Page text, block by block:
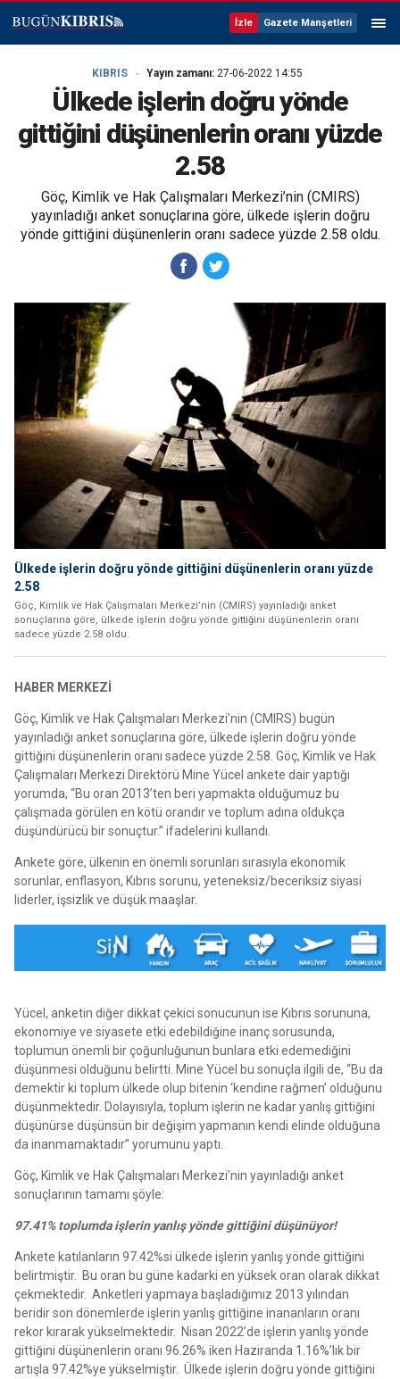
İzle Gazete Manşetleri
KIBRIS Yayın zamanı: 27-06-2022 14:55
Ülkede işlerin doğru yönde
gittiğini düşünenlerin oranı yüzde
2.58
Göç, Kimlik ve Hak Çalışmaları Merkezi’nin (CMIRS)
yayınladığı anket sonuçlarına göre, ülkede işlerin doğru
yönde gittiğini düşünenlerin oranı sadece yüzde 2.58 oldu.
Ülkede işlerin doğru yönde gittiğini düşünenlerin oranı yüzde
2.58
Göç, Kimlik ve Hak Çalışmaları Merkezi’nin (CMIRS) yayınladığı anket
sonuçlarına göre, ülkede işlerin doğru yönde gittiğini düşünenlerin oranı
sadece yüzde 2.58 oldu.
HABER MERKEZİ
Göç, Kimlik ve Hak Çalışmaları Merkezi’nin (CMIRS) bugün
yayınladığı anket sonuçlarına göre, ülkede işlerin doğru yönde
gittiğini düşünenlerin oranı sadece yüzde 2.58. Göç, Kimlik ve Hak
Çalışmaları Merkezi Direktörü Mine Yücel ankete dair yaptığı
yorumda, “Bu oran 2013’ten beri yapmakta olduğumuz bu
çalışmada görülen en kötü orandır ve toplum adına oldukça
düşündürücü bir sonuçtur.” ifadelerini kullandı.
Ankete göre, ülkenin en önemli sorunları sırasıyla ekonomik
sorunlar, enflasyon, Kıbrıs sorunu, yeteneksiz/beceriksiz siyasi
liderler, işsizlik ve düşük maaşlar.
Yücel, anketin diğer dikkat çekici sonucunun ise Kıbrıs sorununa,
ekonomiye ve siyasete etki edebildiğine inanç sorusunda,
toplumun önemli bir çoğunluğunun bunlara etki edemediğini
düşünmesi olduğunu belirtti. Mine Yücel bu sonuçla ilgili de, “Bu da
demektir ki toplum ülkede olup bitenin ‘kendine rağmen’ olduğunu
düşünmektedir. Dolayısıyla, toplum işlerin ne kadar yanlış gittiğini
düşünürse düşünsün bir değişim yapmanın kendi elinde olduğuna
da inanmamaktadır” yorumunu yaptı.
Göç, Kimlik ve Hak Çalışmaları Merkezi’nin yayınladığı anket
sonuçlarının tamamı şöyle:
97.41% toplumda işlerin yanlış yönde gittiğini düşünüyor!
Ankete katılanların 97.42%si ülkede işlerin yanlış yönde gittiğini
belirtmiştir. Bu oran bu güne kadarki en yüksek oran olarak dikkat
çekmektedir. Anketleri yapmaya başladığımız 2013 yılından
beridir son dönemlerde işlerin yanlış gittiğine inananların oranı
rekor kırarak yükselmektedir. Nisan 2022’de işlerin yanlış yönde
gittiğini düşünenlerin oranı 96.26% iken Haziranda 1.16%’lık bir
artışla 97.42%ye yükselmiştir. Ülkede işlerin doğru yönde gittiğini